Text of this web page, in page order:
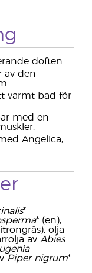
doften.
av den
varmt bad för
med en
Angelica,
*
* (en),
olja
av Abies
Piper nigrum*